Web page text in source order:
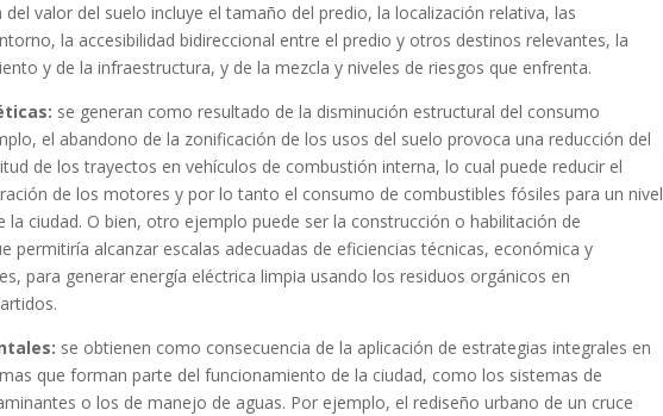
valor del suelo incluye el tamaño del predio, la localización relativa, las
la accesibilidad bidireccional entre el predio y otros destinos relevantes, la
y de la infraestructura, y de la mezcla y niveles de riesgos que enfrenta.
se generan como resultado de la disminución estructural del consumo
el abandono de la zonificación de los usos del suelo provoca una reducción del
de los trayectos en vehículos de combustión interna, lo cual puede reducir el
de los motores y por lo tanto el consumo de combustibles fósiles para un nivel
la ciudad. O bien, otro ejemplo puede ser la construcción o habilitación de
permitiría alcanzar escalas adecuadas de eficiencias técnicas, económica y
para generar energía eléctrica limpia usando los residuos orgánicos en
se obtienen como consecuencia de la aplicación de estrategias integrales en
que forman parte del funcionamiento de la ciudad, como los sistemas de
o los de manejo de aguas. Por ejemplo, el rediseño urbano de un cruce